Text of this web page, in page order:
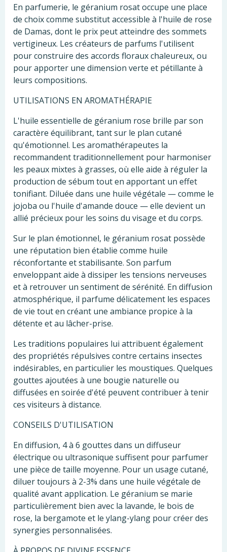
En parfumerie, le géranium rosat occupe une place
de choix comme substitut accessible à l'huile de rose
de Damas, dont le prix peut atteindre des sommets
vertigineux. Les créateurs de parfums l'utilisent
pour construire des accords floraux chaleureux, ou
pour apporter une dimension verte et pétillante à
leurs compositions.
UTILISATIONS EN AROMATHÉRAPIE
L'huile essentielle de géranium rose brille par son
caractère équilibrant, tant sur le plan cutané
qu'émotionnel. Les aromathérapeutes la
recommandent traditionnellement pour harmoniser
les peaux mixtes à grasses, où elle aide à réguler la
production de sébum tout en apportant un effet
tonifiant. Diluée dans une huile végétale — comme le
jojoba ou l'huile d'amande douce — elle devient un
allié précieux pour les soins du visage et du corps.
Sur le plan émotionnel, le géranium rosat possède
une réputation bien établie comme huile
réconfortante et stabilisante. Son parfum
enveloppant aide à dissiper les tensions nerveuses
et à retrouver un sentiment de sérénité. En diffusion
atmosphérique, il parfume délicatement les espaces
de vie tout en créant une ambiance propice à la
détente et au lâcher-prise.
Les traditions populaires lui attribuent également
des propriétés répulsives contre certains insectes
indésirables, en particulier les moustiques. Quelques
gouttes ajoutées à une bougie naturelle ou
diffusées en soirée d'été peuvent contribuer à tenir
ces visiteurs à distance.
CONSEILS D'UTILISATION
En diffusion, 4 à 6 gouttes dans un diffuseur
électrique ou ultrasonique suffisent pour parfumer
une pièce de taille moyenne. Pour un usage cutané,
diluer toujours à 2-3% dans une huile végétale de
qualité avant application. Le géranium se marie
particulièrement bien avec la lavande, le bois de
rose, la bergamote et le ylang-ylang pour créer des
synergies personnalisées.